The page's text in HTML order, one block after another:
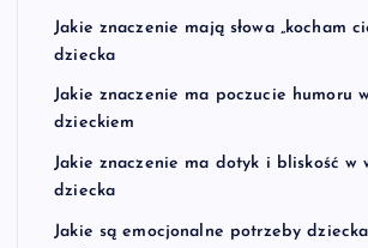
Jakie znaczenie mają słowa „kocham
dziecka
Jakie znaczenie ma poczucie humoru
dzieckiem
Jakie znaczenie ma dotyk i bliskość w
dziecka
Jakie są emocjonalne potrzeby